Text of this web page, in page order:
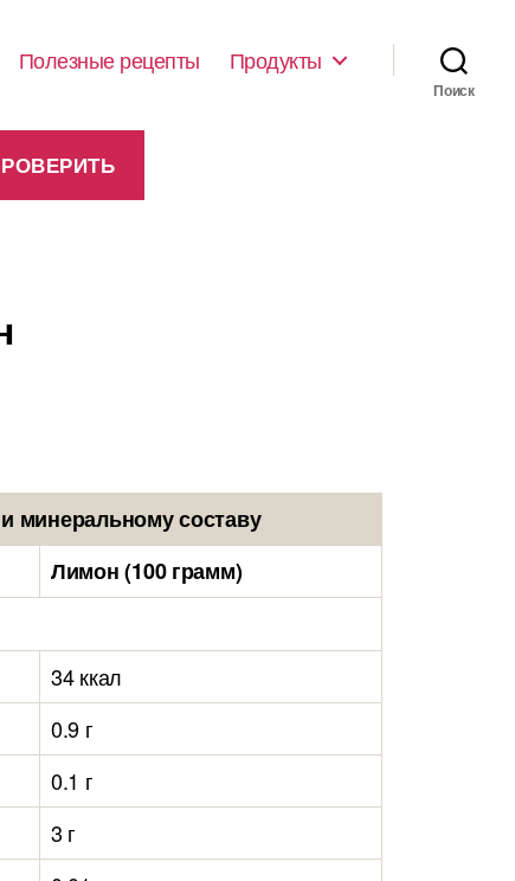
Полезные рецепты Продукты
Поиск
минеральному составу
Лимон (100 грамм)
34 ккал
0.9 г
0.1 г
3 г